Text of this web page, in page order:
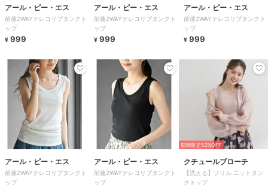
アール・ピー・エス
前後2WAYテレコリブタンクト
ップ
¥ 999
アール・ピー・エス
前後2WAYテレコリブタンクト
ップ
¥ 999
アール・ピー・エス
前後2WAYテレコリブタンクト
ップ
¥ 999
アール・ピー・エス
前後2WAYテレコリブタンクト
ップ
アール・ピー・エス
前後2WAYテレコリブタンクト
ップ
期間限定52%OFF
クチュールブローチ
【洗える】フリル ニットタン
クトップ